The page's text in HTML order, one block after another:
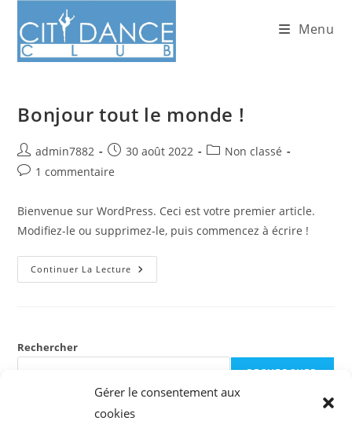
Gérer le consentement aux
cookies
content
Menu
Bonjour tout le monde !
Auteur/autrice
de
admin7882
Publication
publiée :
30 août 2022
PostNon classé
Commentaires
la
publication :
1 commentaire
Bienvenue sur WordPress. Ceci est votre premier article.
Modifiez-le ou supprimez-le, puis commencez à écrire !
Continuer La Lecture Bonjour
Tout
Rechercher
RECHERCHER